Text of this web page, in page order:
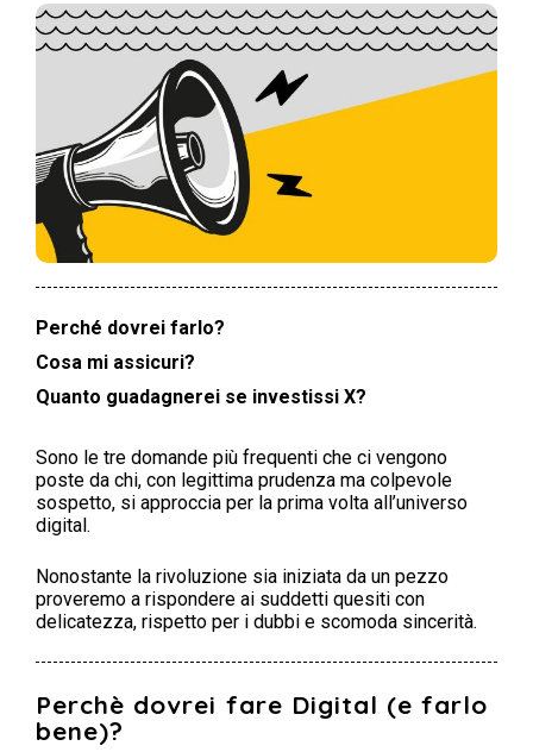
Perché dovrei farlo?
Cosa mi assicuri?
Quanto guadagnerei se investissi X?
Sono le tre domande più frequenti che ci vengono
poste da chi, con legittima prudenza ma colpevole
sospetto, si approccia per la prima volta all’universo
digital.
Nonostante la rivoluzione sia iniziata da un pezzo
proveremo a rispondere ai suddetti quesiti con
delicatezza, rispetto per i dubbi e scomoda sincerità.
Perchè dovrei fare Digital (e farlo
bene)?